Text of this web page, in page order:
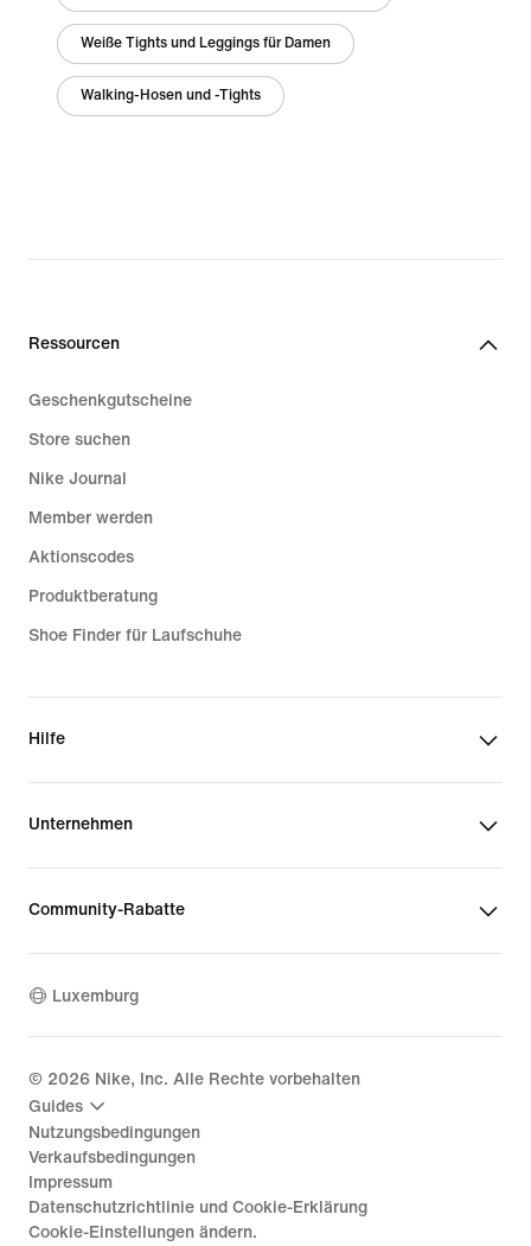
Weiße Tights und Leggings für Damen
Walking-Hosen und -Tights
Ressourcen
Geschenkgutscheine
Store suchen
Nike Journal
Member werden
Aktionscodes
Produktberatung
Shoe Finder für Laufschuhe
Hilfe
Unternehmen
Community-Rabatte
Luxemburg
© 2026 Nike, Inc. Alle Rechte vorbehalten
Guides
Nutzungsbedingungen
Verkaufsbedingungen
Impressum
Datenschutzrichtlinie und Cookie-Erklärung
Cookie-Einstellungen ändern.